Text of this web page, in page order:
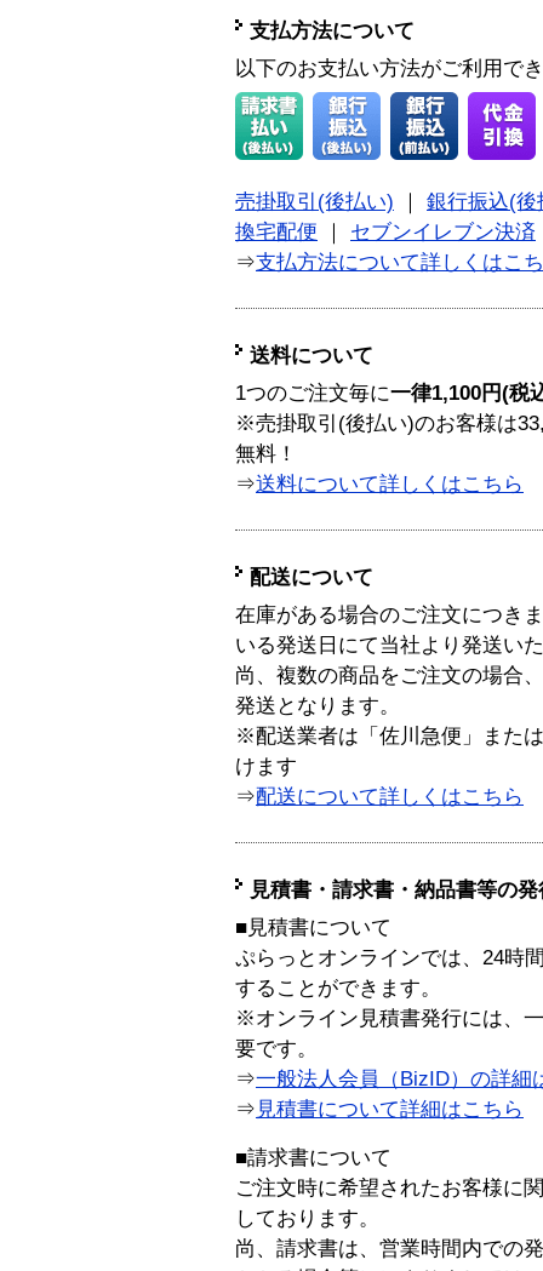
支払方法について
以下のお支払い方法がご利用で
売掛取引(後払い)
銀行振込(後
換宅配便
セブンイレブン決済
⇒支払方法について詳しくはこ
送料について
1つのご注文毎に一律1,100円(税
※売掛取引(後払い)のお客様は
無料！
⇒送料について詳しくはこちら
配送について
在庫がある場合のご注文につき
いる発送日にて当社より発送い
尚、複数の商品をご注文の場合
発送となります。
※配送業者は「佐川急便」また
けます
⇒配送について詳しくはこちら
見積書・請求書・納品書等の
■見積書について
ぷらっとオンラインでは、24時
することができます。
※オンライン見積書発行には、
要です。
⇒一般法人会員（BizID）の詳細
⇒ 見積書について詳細はこちら
■請求書について
ご注文時に希望されたお客様に
しております。
尚、請求書は、営業時間内での